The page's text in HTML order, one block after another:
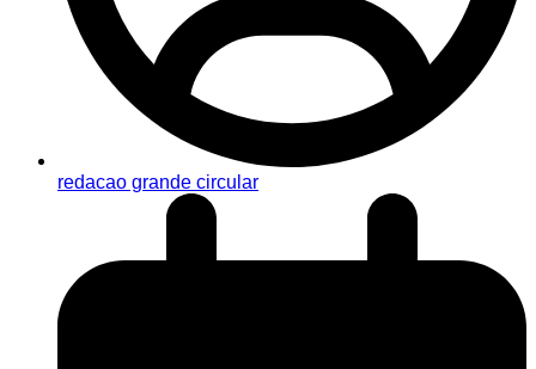
redacao grande circular